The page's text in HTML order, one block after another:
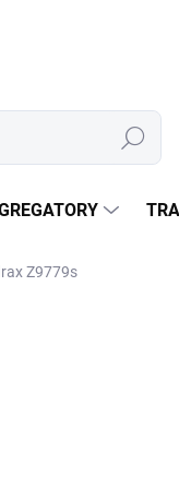
Szukaj
Z9779s